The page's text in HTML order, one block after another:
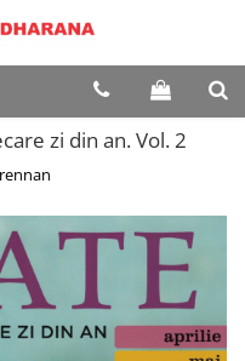
zi din an. Vol. 2